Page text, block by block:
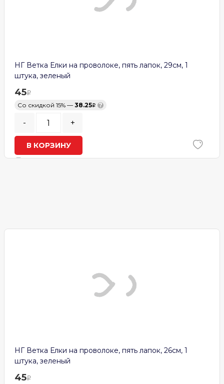
НГ Ветка Елки на проволоке, пять лапок, 29см, 1
штука, зеленый
45
Со скидкой 15% — 38.25 ?
- +
В КОРЗИНУ
НГ Ветка Елки на проволоке, пять лапок, 26см, 1
штука, зеленый
45